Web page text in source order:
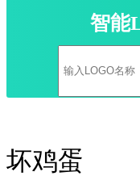
智能
坏鸡蛋